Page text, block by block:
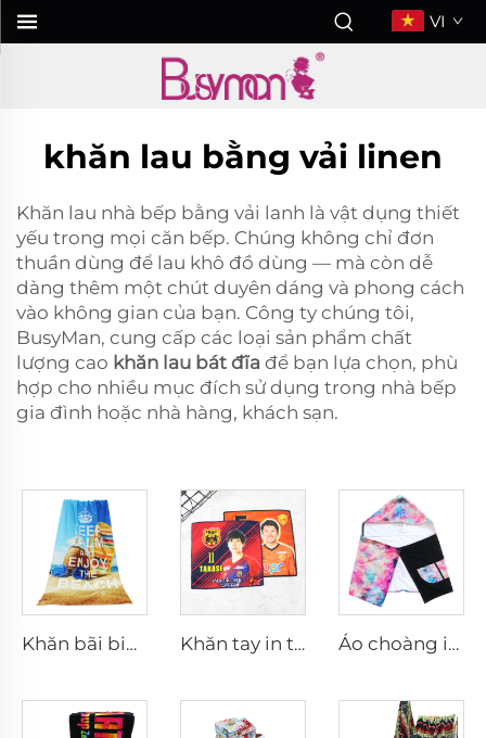
VI
khăn lau bằng vải linen
Khăn lau nhà bếp bằng vải lanh là vật dụng thiết
yếu trong mọi căn bếp. Chúng không chỉ đơn
thuần dùng để lau khô đồ dùng — mà còn dễ
dàng thêm một chút duyên dáng và phong cách
vào không gian của bạn. Công ty chúng tôi,
BusyMan, cung cấp các loại sản phẩm chất
lượng cao khăn lau bát đĩa để bạn lựa chọn, phù
hợp cho nhiều mục đích sử dụng trong nhà bếp
gia đình hoặc nhà hàng, khách sạn.
Khăn bãi biển sợi microfiber terry in chuyển nhiệt tùy chỉnh bán buôn Khăn tay in theo yêu cầu làm quà tặng cho người hâm mộ trò chơi bóng Áo choàng in kỹ thuật số bằng cotton cho người lớn